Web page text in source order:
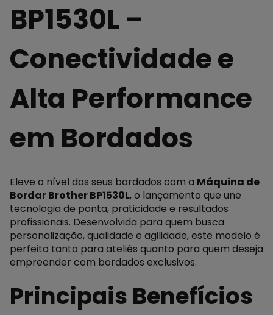
BP1530L –
Conectividade e
Alta Performance
em Bordados
Eleve o nível dos seus bordados com a Máquina de
Bordar Brother BP1530L, o lançamento que une
tecnologia de ponta, praticidade e resultados
profissionais. Desenvolvida para quem busca
personalização, qualidade e agilidade, este modelo é
perfeito tanto para ateliês quanto para quem deseja
empreender com bordados exclusivos.
Principais Benefícios